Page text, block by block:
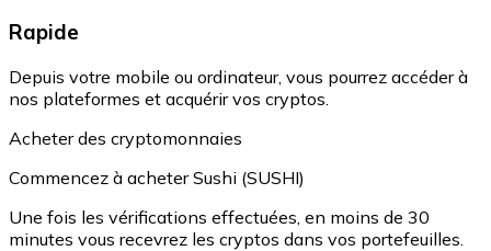
Rapide
Depuis votre mobile ou ordinateur, vous pourrez accéder à
nos plateformes et acquérir vos cryptos.
Acheter des cryptomonnaies
Commencez à acheter Sushi (SUSHI)
Une fois les vérifications effectuées, en moins de 30
minutes vous recevrez les cryptos dans vos portefeuilles.